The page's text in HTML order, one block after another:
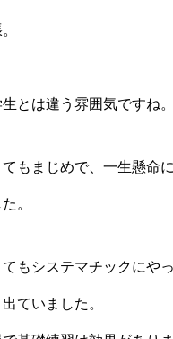
とは違う雰囲気ですね。
もまじめで、一生懸命
。
もシステマチックにや
ていました。